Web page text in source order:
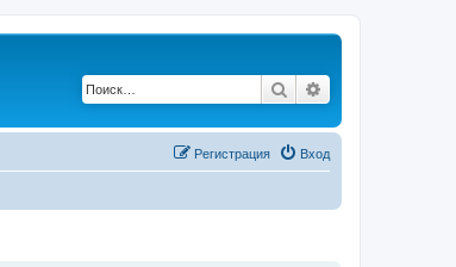
Поиск
Вход
Регистрация